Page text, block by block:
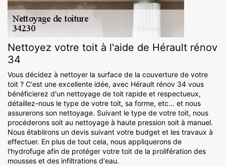
Nettoyez votre toit à l'aide de Hérault rénov
34
Vous décidez à nettoyer la surface de la couverture de votre
toit ? C'est une excellente idée, avec Hérault rénov 34 vous
bénéficierez d'un nettoyage de toit rapide et respectueux,
détaillez-nous le type de votre toit, sa forme, etc... et nous
assurerons son nettoyage. Suivant le type de votre toit, nous
procéderons soit au nettoyage à haute pression soit à manuel.
Nous établirons un devis suivant votre budget et les travaux à
effectuer. En plus de tout cela, nous appliquerons de
l'hydrofuge afin de protéger votre toit de la prolifération des
mousses et des infiltrations d'eau.